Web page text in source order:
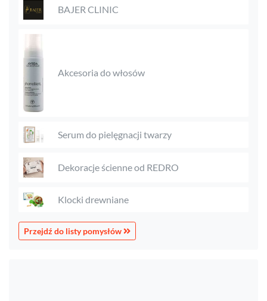
BAJER CLINIC
Akcesoria do włosów
Serum do pielęgnacji twarzy
Dekoracje ścienne od REDRO
Klocki drewniane
Przejdź do listy pomysłów